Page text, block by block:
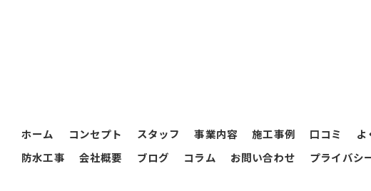
ホーム コンセプト スタッフ 事業内容 施工事例 口コミ よ
防水工事
会社概要 ブログ コラム お問い合わせ プライバシ